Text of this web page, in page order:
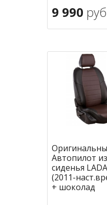
9 990 руб
Автопилот
сиденья
(2011-
+ шоколад